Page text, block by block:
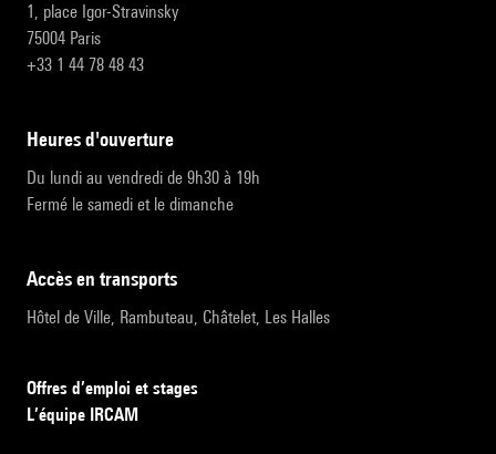
1, place Igor-Stravinsky
75004 Paris
+33 1 44 78 48 43
heures d'ouverture
Du lundi au vendredi de 9h30 à 19h
Fermé le samedi et le dimanche
accès en transports
Hôtel de Ville, Rambuteau, Châtelet, Les Halles
Offres d’emploi et stages
L’équipe IRCAM